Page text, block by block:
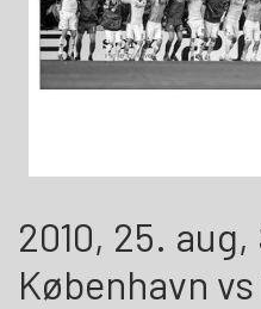
2010, 25.
København